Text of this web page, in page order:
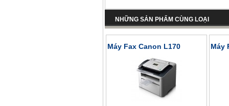
NHỮNG SẢN PHẨM CÙNG LOẠI
Máy Fax Canon L170 Máy